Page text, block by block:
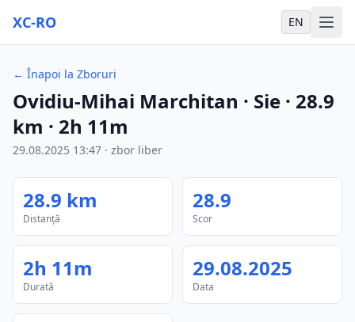
XC-RO EN
← Înapoi la Zboruri
Ovidiu-Mihai Marchitan · Sie · 28.9
km · 2h 11m
29.08.2025 13:47 · zbor liber
28.9 km
Distanță
28.9
Scor
2h 11m
Durată
29.08.2025
Data